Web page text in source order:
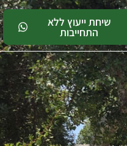
שיחת ייעוץ ללא
התחייבות